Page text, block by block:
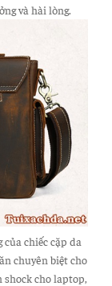
và hài lòng.
chiếc cặp da
chuyên biệt cho
cho laptop,